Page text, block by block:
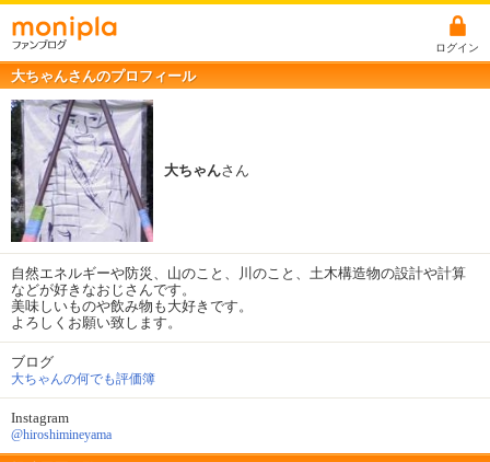
ログイン
大ちゃんさんのプロフィール
大ちゃんさん
自然エネルギーや防災、山のこと、川のこと、土木構造物の設計や計算
などが好きなおじさんです。
美味しいものや飲み物も大好きです。
よろしくお願い致します。
ブログ
大ちゃんの何でも評価簿
Instagram
@hiroshimineyama